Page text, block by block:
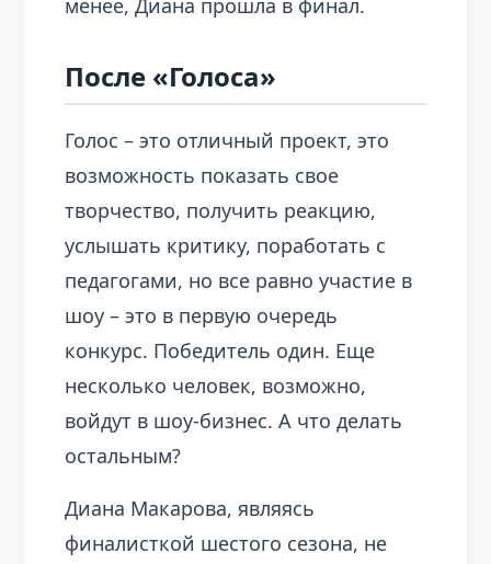
менее, Диана прошла в финал.
После «Голоса»
Голос – это отличный проект, это
возможность показать свое
творчество, получить реакцию,
услышать критику, поработать с
педагогами, но все равно участие в
шоу – это в первую очередь
конкурс. Победитель один. Еще
несколько человек, возможно,
войдут в шоу-бизнес. А что делать
остальным?
Диана Макарова, являясь
финалисткой шестого сезона, не